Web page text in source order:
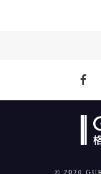
© 2020